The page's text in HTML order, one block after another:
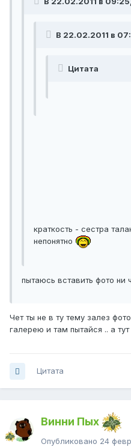
В 22.02.2011 в
Цитата
краткость - сестра
непонятно
пытаюсь вставить фото ни
Чет ты не в ту тему залез
галерею и там пытайся .. а
Цитата
Винни Пых
Опубликовано 24